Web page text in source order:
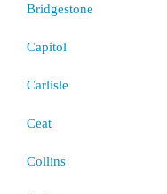
Bridgestone
Capitol
Carlisle
Ceat
Collins